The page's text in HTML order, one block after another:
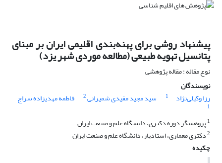
پیشنهاد روشی برای پهنه‌بندی اقلیمی ایران بر مبنای
پتانسیل تهویه طبیعی (مطالعه موردی شهر یزد)
نوع مقاله : مقاله پژوهشی
نویسندگان
رزا وکیلی‌نژاد
1 سید مجید مفیدی شمیرانی2 فاطمه مهدیزاده سراج
1
1پژوهشگر دوره دکتری، دانشگاه علم و صنعت ایران
2دکتری معماری، استادیار، دانشگاه علم و صنعت ایران
چکیده